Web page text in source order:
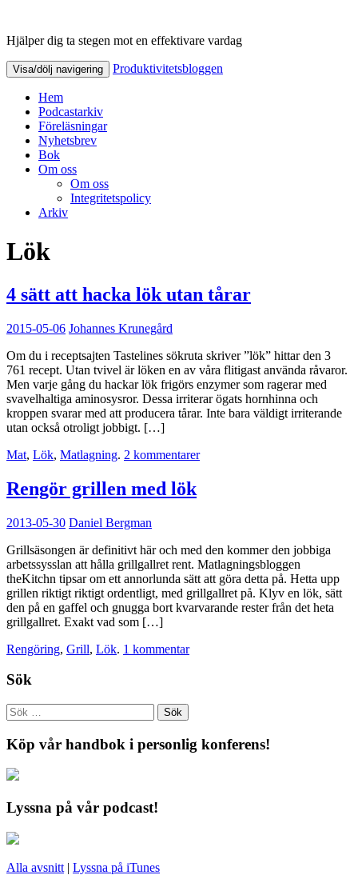
Produktivitetsbloggen
Hjälper dig ta stegen mot en effektivare vardag
Visa/dölj navigering Produktivitetsbloggen
Hem
Podcastarkiv
Föreläsningar
Nyhetsbrev
Bok
Om oss
Om oss
Integritetspolicy
Arkiv
Lök
4 sätt att hacka lök utan tårar
2015-05-06 Johannes Krunegård
Om du i receptsajten Tastelines sökruta skriver ”lök” hittar den 3
761 recept. Utan tvivel är löken en av våra flitigast använda råvaror.
Men varje gång du hackar lök frigörs enzymer som ragerar med
svavelhaltiga aminosysror. Dessa irriterar ögats hornhinna och
kroppen svarar med att producera tårar. Inte bara väldigt irriterande
utan också otroligt jobbigt. […]
Mat, Lök, Matlagning. 2 kommentarer
Rengör grillen med lök
2013-05-30 Daniel Bergman
Grillsäsongen är definitivt här och med den kommer den jobbiga
arbetssysslan att hålla grillgallret rent. Matlagningsbloggen
theKitchn tipsar om ett annorlunda sätt att göra detta på. Hetta upp
grillen riktigt riktigt ordentligt, med grillgallret på. Klyv en lök, sätt
den på en gaffel och gnugga bort kvarvarande rester från det heta
grillgallret. Exakt vad som […]
Rengöring, Grill, Lök. 1 kommentar
Sök
Köp vår handbok i personlig konferens!
Lyssna på vår podcast!
Alla avsnitt | Lyssna på iTunes